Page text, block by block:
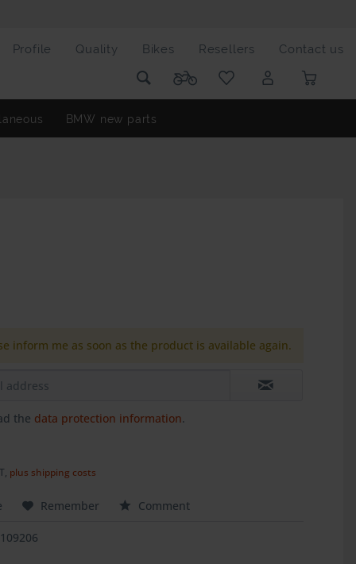
Profile Quality Bikes Resellers Contact us
BMW new parts
inform me as soon as the product is available again.
the data protection information.
plus shipping costs
Remember Comment